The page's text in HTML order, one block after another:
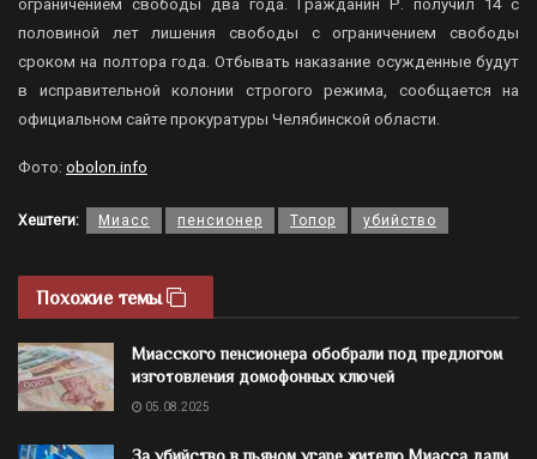
ограничением свободы два года. Гражданин Р. получил 14 с
половиной лет лишения свободы с ограничением свободы
сроком на полтора года. Отбывать наказание осужденные будут
в исправительной колонии строгого режима, сообщается на
официальном сайте прокуратуры Челябинской области.
Фото: obolon.info
Хештеги: Миасс пенсионер Топор убийство
Похожие темы
Миасского пенсионера обобрали под предлогом
изготовления домофонных ключей
05.08.2025
За убийство в пьяном угаре жителю Миасса дали